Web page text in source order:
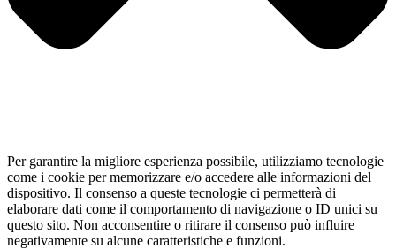
Per garantire la migliore esperienza possibile, utilizziamo tecnologie
come i cookie per memorizzare e/o accedere alle informazioni del
dispositivo. Il consenso a queste tecnologie ci permetterà di
elaborare dati come il comportamento di navigazione o ID unici su
questo sito. Non acconsentire o ritirare il consenso può influire
negativamente su alcune caratteristiche e funzioni.